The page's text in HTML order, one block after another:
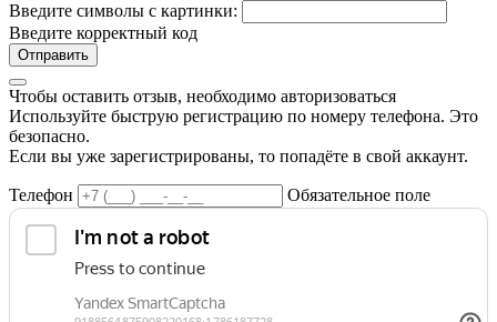
Введите символы с картинки:
Введите корректный код
Отправить
Чтобы оставить отзыв, необходимо авторизоваться
Используйте быструю регистрацию по номеру телефона. Это
безопасно.
Если вы уже зарегистрированы, то попадёте в свой аккаунт.
Телефон Обязательное поле